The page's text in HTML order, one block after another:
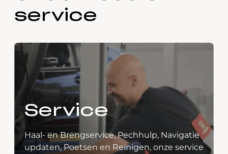
service
Service
Haal- en Brengservice, Pechhulp, Navigatie
updaten, Poetsen en Reinigen, onze service